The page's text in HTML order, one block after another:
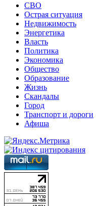
СВО
Острая ситуация
Недвижимость
Энергетика
Власть
Политика
Экономика
Общество
Образование
Жизнь
Скандалы
Город
Транспорт и дороги
Афиша